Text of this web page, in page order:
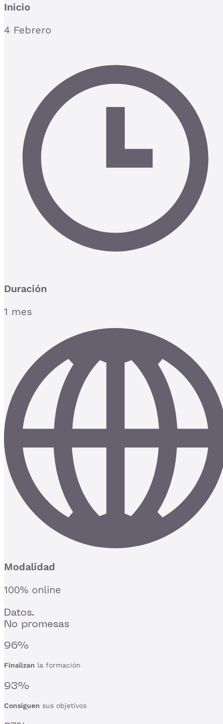
Inicio
4 Febrero
Duración
1 mes
Modalidad
100% online
Datos.
No promesas
96%
Finalizan la formación
93%
Consiguen sus objetivos